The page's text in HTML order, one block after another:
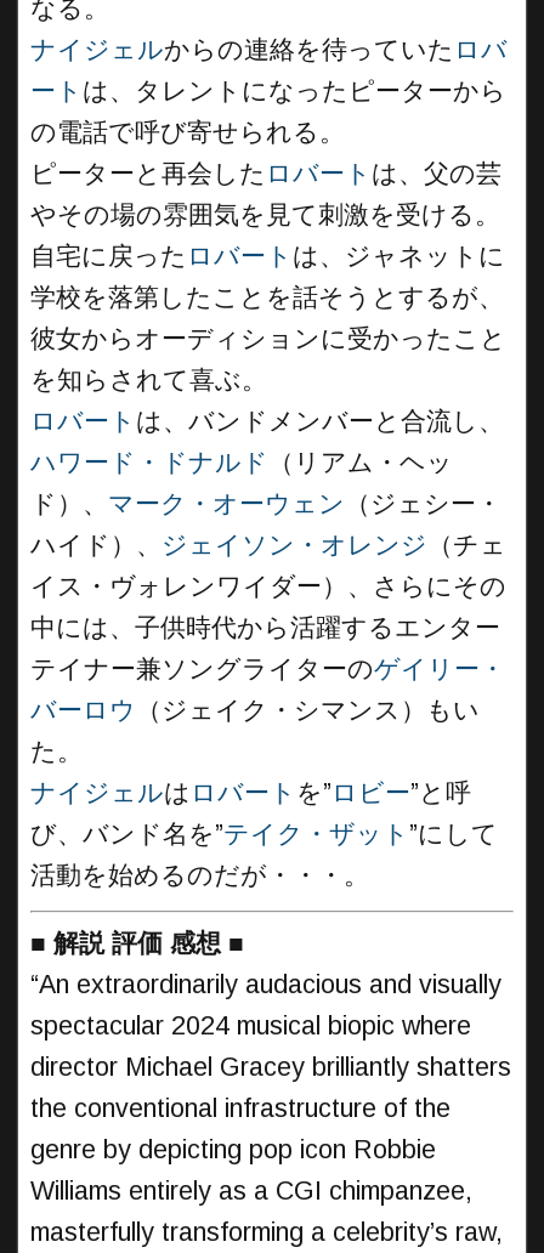
なる。
ナイジェルからの連絡を待っていた ロバ
ート は、タレントになったピーターから
の電話で呼び寄せられる。
ピーターと再会した ロバート は、父の芸
やその場の雰囲気を見て刺激を受ける。
自宅に戻った ロバート は、ジャネットに
学校を落第したことを話そうとするが、
彼女からオーディションに受かったこと
を知らされて喜ぶ。
ロバート は、バンドメンバーと合流し、
ハワード・ドナルド
（リアム・ヘッ
ド）、 マーク・オーウェン
（ジェシー・
ハイド）、 ジェイソン・オレンジ （チェ
イス・ヴォレンワイダー）、さらにその
中には、子供時代から活躍するエンター
テイナー兼ソングライターのゲイリー・
バーロウ
（ジェイク・シマンス）もい
た。
ナイジェルは ロバート を” ロビー”と呼
び、バンド名を”テイク・ザット ”にして
活動を始めるのだが・・・。
■ 解説 評価 感想 ■
“An extraordinarily audacious and visually
spectacular 2024 musical biopic where
director Michael Gracey brilliantly shatters
the conventional infrastructure of the
genre by depicting pop icon Robbie
Williams entirely as a CGI chimpanzee,
masterfully transforming a celebrity’s raw,